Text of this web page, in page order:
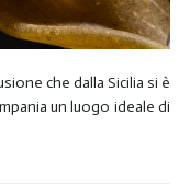
che dalla Sicilia si è
un luogo ideale di